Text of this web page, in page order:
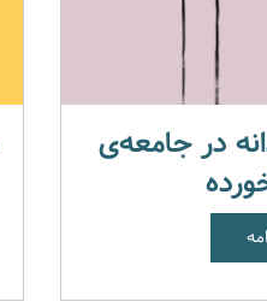
در جامعه‌ی